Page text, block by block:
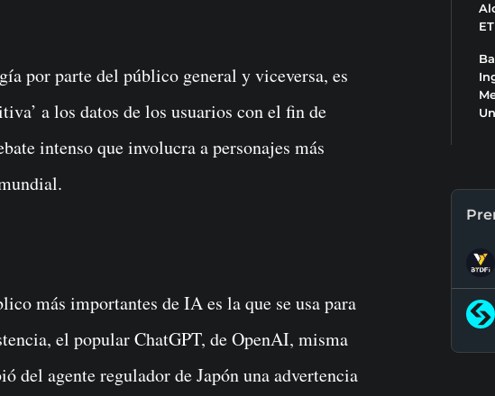
por parte del público general y viceversa, es
a los datos de los usuarios con el fin de
intenso que involucra a personajes más
más importantes de IA es la que se usa para
el popular ChatGPT, de OpenAI, misma
del agente regulador de Japón una advertencia